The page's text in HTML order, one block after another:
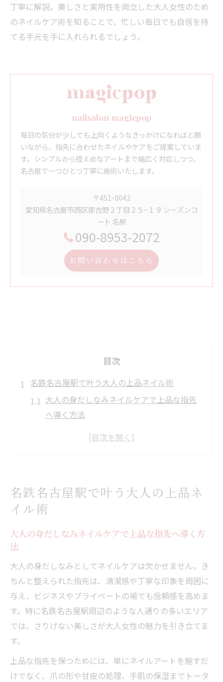
丁寧に解説。美しさと実用性を両立した大人女性のため
のネイルケア術を知ることで、忙しい毎日でも自信を持
てる手元を手に入れられるでしょう。
nailsalon magicpop
毎日の気分が少しでも上向くようなきっかけになればと願
いながら、指先に合わせたネイルやケアをご提案していま
す。シンプルから控えめなアートまで幅広く対応しつつ、
名古屋で一つひとつ丁寧に施術いたします。
〒451-0042
愛知県名古屋市西区那古野２丁目２５−１９ シーズンコ
ート 名駅
090-8953-2072
お問い合わせはこちら
目次
名鉄名古屋駅で叶う大人の上品ネイル術
大人の身だしなみネイルケアで上品な指先
へ導く方法
名鉄名古屋駅周辺で選ぶ大人向けネイルア
大人女性に人気のシンプルネイルデザイン
とは
ネイルケアが印象を左右する理由と実践法
大人の身だしなみネイルケアで清潔感アッ
プを実感
名鉄名古屋駅で探すオフィス向け上品ネイ
ルアート
シンプルデザインで差がつく大人の指先美
職場に馴染むナチュラルネイルの選び方と
コツ
名鉄名古屋駅で叶う大人の上品ネ
イル術
大人の身だしなみネイルケアで上品な指先へ導く方
法
大人の身だしなみとしてネイルケアは欠かせません。き
ちんと整えられた指先は、清潔感や丁寧な印象を周囲に
与え、ビジネスやプライベートの場でも信頼感を高めま
す。特に名鉄名古屋駅周辺のような人通りの多いエリア
では、さりげない美しさが大人女性の魅力を引き立てま
す。
上品な指先を保つためには、単にネイルアートを施すだ
けでなく、爪の形や甘皮の処理、手肌の保湿までトータ